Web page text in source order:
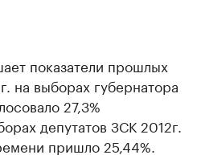
показатели прошлых
на выборах губернатора
27,3%
депутатов ЗСК 2012г.
пришло 25,44%.